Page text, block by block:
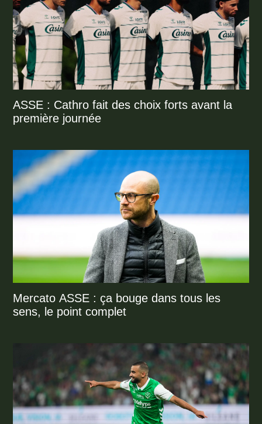
ASSE : Cathro fait des choix forts avant la
première journée
Mercato ASSE : ça bouge dans tous les
sens, le point complet